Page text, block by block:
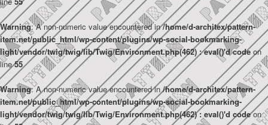
Warning: A non-numeric value encountered in/home/d-architex/pattern-
item.net/public_html/wp-content/plugins/wp-social-bookmarking-
light/vendor/twig/twig/lib/Twig/Environment.php(462) : eval()'d codeon
line55
Warning: A non-numeric value encountered in/home/d-architex/pattern-
item.net/public_html/wp-content/plugins/wp-social-bookmarking-
light/vendor/twig/twig/lib/Twig/Environment.php(462) : eval()'d codeon